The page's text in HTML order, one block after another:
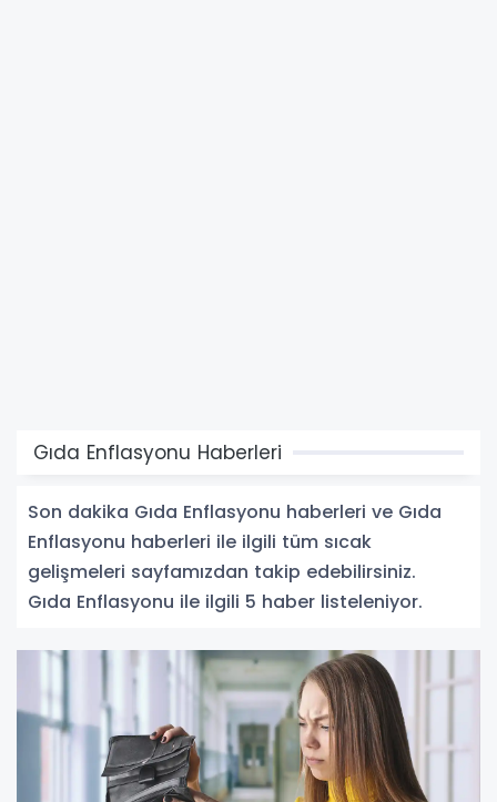
Gıda Enflasyonu Haberleri
Son dakika Gıda Enflasyonu haberleri ve Gıda
Enflasyonu haberleri ile ilgili tüm sıcak
gelişmeleri sayfamızdan takip edebilirsiniz.
Gıda Enflasyonu ile ilgili 5 haber listeleniyor.